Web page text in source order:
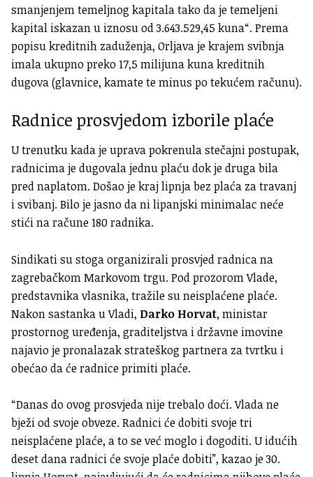
smanjenjem temeljnog kapitala tako da je temeljeni
kapital iskazan u iznosu od 3.643.529,45 kuna“. Prema
popisu kreditnih zaduženja, Orljava je krajem svibnja
imala ukupno preko 17,5 milijuna kuna kreditnih
dugova (glavnice, kamate te minus po tekućem računu).
Radnice prosvjedom izborile plaće
U trenutku kada je uprava pokrenula stečajni postupak,
radnicima je dugovala jednu plaću dok je druga bila
pred naplatom. Došao je kraj lipnja bez plaća za travanj
i svibanj. Bilo je jasno da ni lipanjski minimalac neće
stići na račune 180 radnika.
Sindikati su stoga organizirali prosvjed radnica na
zagrebačkom Markovom trgu. Pod prozorom Vlade,
predstavnika vlasnika, tražile su neisplaćene plaće.
Nakon sastanka u Vladi, Darko Horvat, ministar
prostornog uređenja, graditeljstva i državne imovine
najavio je pronalazak strateškog partnera za tvrtku i
obećao da će radnice primiti plaće.
“Danas do ovog prosvjeda nije trebalo doći. Vlada ne
bježi od svoje obveze. Radnici će dobiti svoje tri
neisplaćene plaće, a to se već moglo i dogoditi. U idućih
deset dana radnici će svoje plaće dobiti”, kazao je 30.